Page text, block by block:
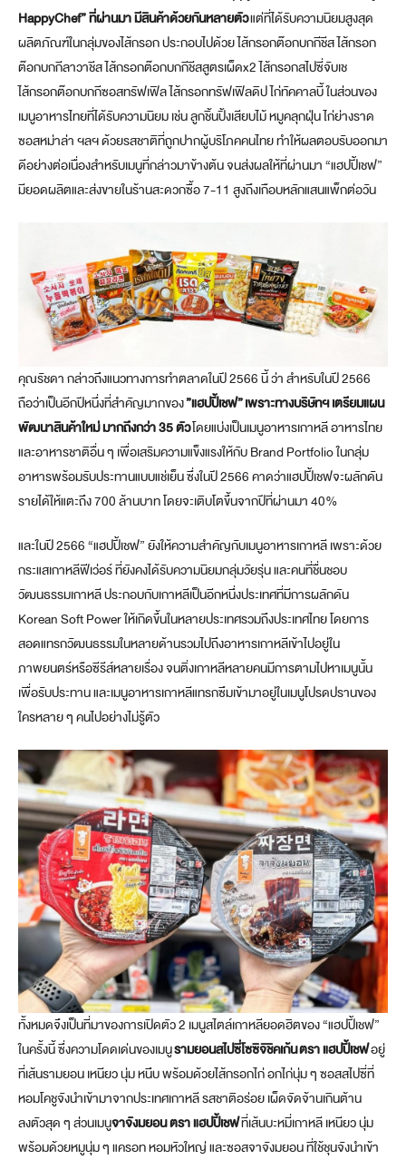
HappyChef” ที่ผ่านมา มีสินค้าด้วยกันหลายตัวแต่ที่ได้รับความนิยมสูงสุด
ผลิตภัณฑ์ในกลุ่มของไส้กรอก ประกอบไปด้วย ไส้กรอกต๊อกบกกีชีส ไส้กรอก
ต๊อกบกกีลาวาชีส ไส้กรอกต๊อกบกกีชีสสูตรเผ็ดx2 ไส้กรอกสไปซี่จับเช
ไส้กรอกต๊อกบกกีซอสทรัฟเฟิล ไส้กรอกทรัฟเฟิลดิป ไก่ทัคคาลบี้ ในส่วนของ
เมนูอาหารไทยที่ได้รับความนิยม เช่น ลูกชิ้นปิ้งเสียบไม้ หมูคลุกฝุ่น ไก่ย่างราด
ซอสหม่าล่า ฯลฯ ด้วยรสชาติที่ถูกปากผู้บริโภคคนไทย ทำให้ผลตอบรับออกมา
ดีอย่างต่อเนื่องสำหรับเมนูที่กล่าวมาข้างต้น จนส่งผลให้ที่ผ่านมา “แฮปปี้เชฟ”
มียอดผลิตและส่งขายในร้านสะดวกซื้อ 7-11 สูงถึงเกือบหลักแสนแพ็กต่อวัน
คุณรัชดา กล่าวถึงแนวทางการทำตลาดในปี 2566 นี้ ว่า สำหรับในปี 2566
ถือว่าเป็นอีกปีหนึ่งที่สำคัญมากของ”แฮปปี้เชฟ”เพราะทางบริษัทฯ เตรียมแผน
พัฒนาสินค้าใหม่ มากถึงกว่า 35 ตัวโดยแบ่งเป็นเมนูอาหารเกาหลี อาหารไทย
และอาหารชาติอื่น ๆ เพื่อเสริมความแข็งแรงให้กับ Brand Portfolio ในกลุ่ม
อาหารพร้อมรับประทานแบบแช่เย็น ซึ่งในปี 2566 คาดว่าแฮปปี้เชฟจะผลักดัน
รายได้ให้แตะถึง 700 ล้านบาท โดยจะเติบโตขึ้นจากปีที่ผ่านมา 40%
และในปี 2566 “แฮปปี้เชฟ” ยังให้ความสำคัญกับเมนูอาหารเกาหลี เพราะด้วย
กระแสเกาหลีฟีเว่อร์ ที่ยังคงได้รับความนิยมกลุ่มวัยรุ่น และคนที่ชื่นชอบ
วัฒนธรรมเกาหลี ประกอบกับเกาหลีเป็นอีกหนึ่งประเทศที่มีการผลักดัน
Korean Soft Power ให้เกิดขึ้นในหลายประเทศรวมถึงประเทศไทย โดยการ
สอดแทรกวัฒนธรรมในหลายด้านรวมไปถึงอาหารเกาหลีเข้าไปอยู่ใน
ภาพยนตร์หรือซีรีส์หลายเรื่อง จนติ่งเกาหลีหลายคนมีการตามไปหาเมนูนั้น
เพื่อรับประทาน และเมนูอาหารเกาหลีแทรกซึมเข้ามาอยู่ในเมนูโปรดปรานของ
ใครหลาย ๆ คนไปอย่างไม่รู้ตัว
ทั้งหมดจึงเป็นที่มาของการเปิดตัว 2 เมนูสไตล์เกาหลียอดฮิตของ “แฮปปี้เชฟ”
ในครั้งนี้ ซึ่งความโดดเด่นของเมนูรามยอนสไปซี่โซซิจิชิคเก้นตรา แฮปปี้เชฟอยู่
ที่เส้นรามยอน เหนียว นุ่ม หนึบ พร้อมด้วยไส้กรอกไก่ อกไก่นุ่ม ๆ ซอสสไปซี่ที่
หอมโคชูจังนำเข้ามาจากประเทศเกาหลี รสชาติอร่อย เผ็ดจัดจ้านเกินต้าน
ลงตัวสุด ๆ ส่วนเมนูจาจังมยอน ตรา แฮปปี้เชฟที่เส้นบะหมี่เกาหลี เหนียว นุ่ม
พร้อมด้วยหมูนุ่ม ๆ แครอท หอมหัวใหญ่ และซอสจาจังมยอน ที่ใช้ชุนจังนำเข้า